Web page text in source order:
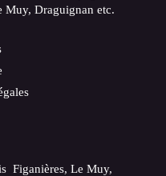
Muy, Draguignan etc.
Figanières, Le Muy,